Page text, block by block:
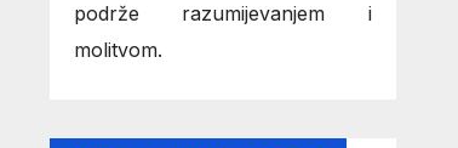
podrže razumijevanjem i
molitvom.